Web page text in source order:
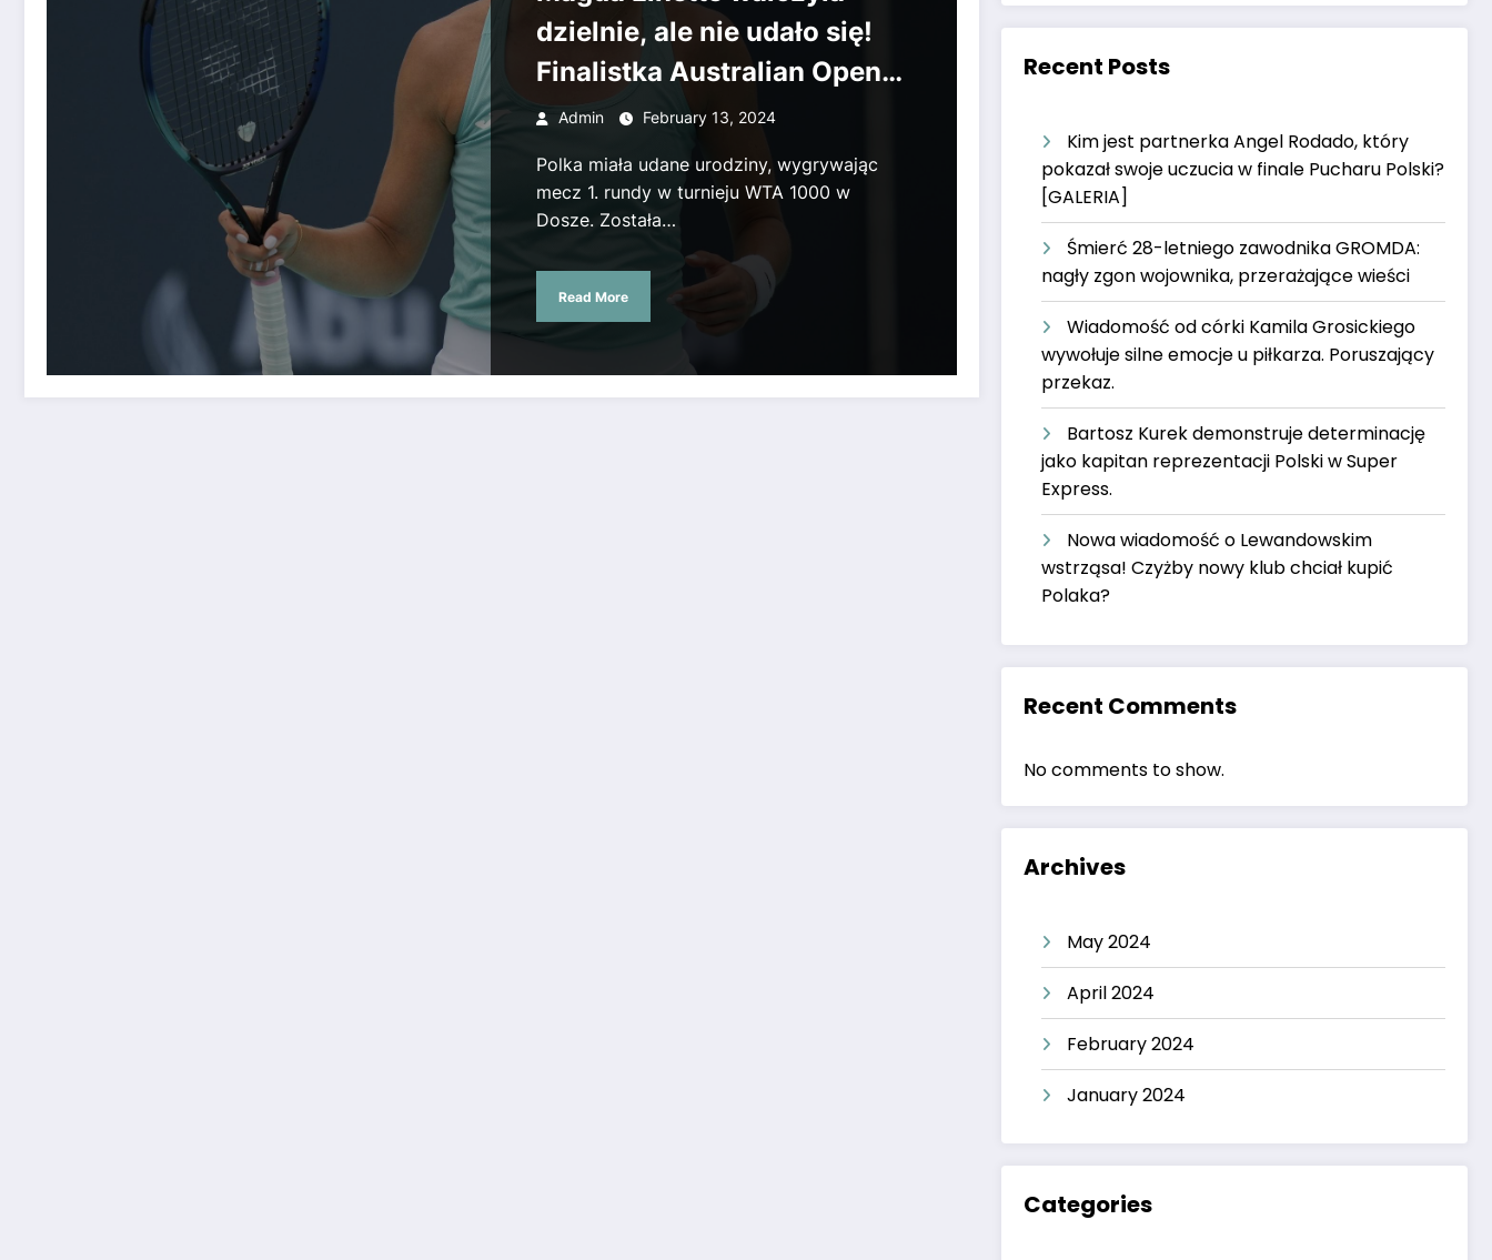
dzielnie, ale nie udało się!
Finalistka Australian Open
pokonana w 2. rundzie WTA
Doha
Admin February 13, 2024
Polka miała udane urodziny, wygrywając
mecz 1. rundy w turnieju WTA 1000 w
Dosze. Została…
Read More
Recent Posts
Kim jest partnerka Angel Rodado, który
pokazał swoje uczucia w finale Pucharu Polski?
[GALERIA]
Śmierć 28-letniego zawodnika GROMDA:
nagły zgon wojownika, przerażające wieści
Wiadomość od córki Kamila Grosickiego
wywołuje silne emocje u piłkarza. Poruszający
przekaz.
Bartosz Kurek demonstruje determinację
jako kapitan reprezentacji Polski w Super
Express.
Nowa wiadomość o Lewandowskim
wstrząsa! Czyżby nowy klub chciał kupić
Polaka?
Recent Comments
No comments to show.
Archives
May 2024
April 2024
February 2024
January 2024
Categories